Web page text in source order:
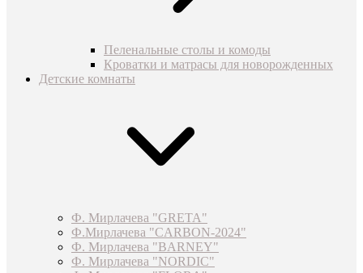
Пеленальные столы и комоды
Кроватки и матрасы для новорожденных
Детские комнаты
Ф. Мирлачева "GRETA"
Ф.Мирлачева "CARBON-2024"
Ф. Мирлачева "BARNEY"
Ф. Мирлачева "NORDIC"